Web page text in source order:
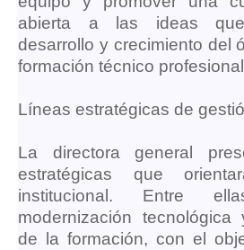
abierta a las ideas
desarrollo y crecimiento del
formación técnico profesional
Líneas estratégicas de
La directora general
estratégicas que
institucional. Entre
modernización
de la formación, con el